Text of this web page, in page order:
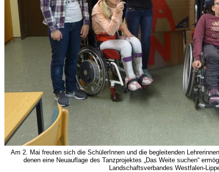
Am 2. Mai freuten sich die SchülerInnen und die begleitenden
denen eine Neuauflage des Tanzprojektes „Das Weite suchen“
Landschaftsverbandes Westfalen-